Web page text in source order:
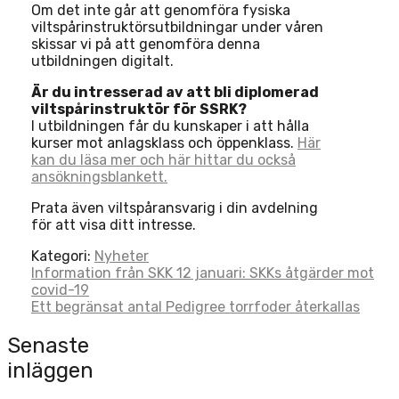
Om det inte går att genomföra fysiska
viltspårinstruktörsutbildningar under våren
skissar vi på att genomföra denna
utbildningen digitalt.
Är du intresserad av att bli diplomerad
viltspårinstruktör för SSRK?
I utbildningen får du kunskaper i att hålla
kurser mot anlagsklass och öppenklass. Här
kan du läsa mer och här hittar du också
ansökningsblankett.
Prata även viltspåransvarig i din avdelning
för att visa ditt intresse.
Kategori: Nyheter
Post
navigation
Information från SKK 12 januari: SKKs åtgärder mot
covid-19
Ett begränsat antal Pedigree torrfoder återkallas
Senaste
inläggen